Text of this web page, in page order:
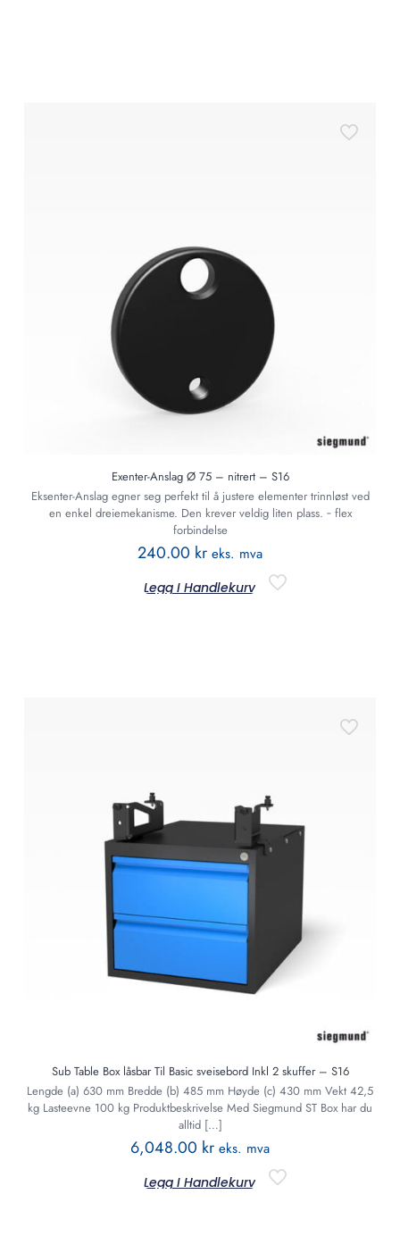
Exenter-Anslag Ø 75 – nitrert – S16
Eksenter-Anslag egner seg perfekt til å justere elementer trinnløst ved
en enkel dreiemekanisme. Den krever veldig liten plass. ‐ flex
forbindelse
240.00 kr eks. mva
Legg I Handlekurv
Sub Table Box låsbar Til Basic sveisebord Inkl 2 skuffer – S16
Lengde (a) 630 mm Bredde (b) 485 mm Høyde (c) 430 mm Vekt 42,5
kg Lasteevne 100 kg Produktbeskrivelse Med Siegmund ST Box har du
alltid[…]
6,048.00 kr eks. mva
Legg I Handlekurv